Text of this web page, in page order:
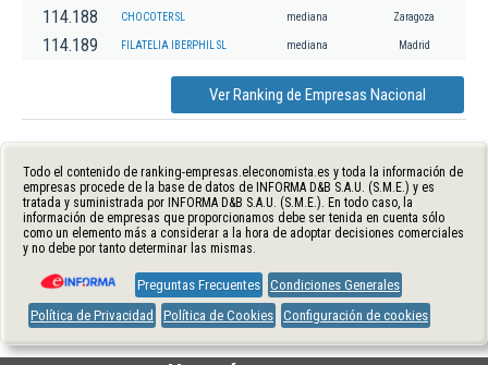
114.188 CHOCOTER SL mediana Zaragoza
114.189 FILATELIA IBERPHIL SL mediana Madrid
Ver Ranking de Empresas Nacional
Todo el contenido de ranking-empresas.eleconomista.es y toda la información de
empresas procede de la base de datos de INFORMA D&B S.A.U. (S.M.E.) y es
tratada y suministrada por INFORMA D&B S.A.U. (S.M.E.). En todo caso, la
información de empresas que proporcionamos debe ser tenida en cuenta sólo
como un elemento más a considerar a la hora de adoptar decisiones comerciales
y no debe por tanto determinar las mismas.
Preguntas Frecuentes Condiciones Generales
Política de Privacidad
Política de Cookies Configuración de cookies